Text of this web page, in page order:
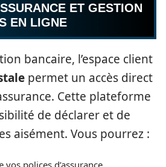
ET GESTION
EN LIGNE
bancaire, l’espace client
permet un accès direct
Cette plateforme
de déclarer et de
aisément. Vous pourrez :
polices d’assurance